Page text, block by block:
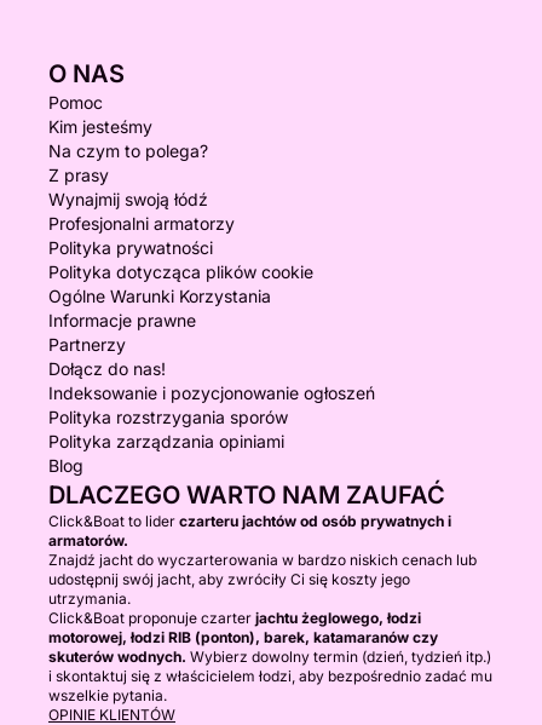
O NAS
Pomoc
Kim jesteśmy
Na czym to polega?
Z prasy
Wynajmij swoją łódź
Profesjonalni armatorzy
Polityka prywatności
Polityka dotycząca plików cookie
Ogólne Warunki Korzystania
Informacje prawne
Partnerzy
Dołącz do nas!
Indeksowanie i pozycjonowanie ogłoszeń
Polityka rozstrzygania sporów
Polityka zarządzania opiniami
Blog
DLACZEGO WARTO NAM ZAUFAĆ
Click&Boat to lider czarteru jachtów od osób prywatnych i
armatorów.
Znajdź jacht do wyczarterowania w bardzo niskich cenach lub
udostępnij swój jacht, aby zwróciły Ci się koszty jego
utrzymania.
Click&Boat proponuje czarter jachtu żeglowego, łodzi
motorowej, łodzi RIB (ponton), barek, katamaranów czy
skuterów wodnych. Wybierz dowolny termin (dzień, tydzień itp.)
i skontaktuj się z właścicielem łodzi, aby bezpośrednio zadać mu
wszelkie pytania.
OPINIE KLIENTÓW